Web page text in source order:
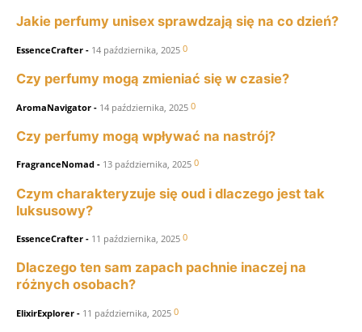
Jakie perfumy unisex sprawdzają się na co dzień?
EssenceCrafter - 14 października, 2025 0
Czy perfumy mogą zmieniać się w czasie?
AromaNavigator - 14 października, 2025 0
Czy perfumy mogą wpływać na nastrój?
FragranceNomad - 13 października, 2025 0
Czym charakteryzuje się oud i dlaczego jest tak
luksusowy?
EssenceCrafter - 11 października, 2025 0
Dlaczego ten sam zapach pachnie inaczej na
różnych osobach?
ElixirExplorer - 11 października, 2025 0